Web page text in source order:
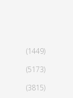
(1449)
(5173)
(3815)